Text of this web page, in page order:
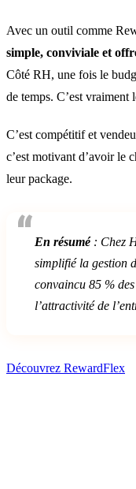
Avec un outil comme
simple, conviviale et
Côté RH, une fois le
de temps. C’est vraiment
C’est compétitif et
c’est motivant d’avoir le
leur package.
En résumé: Chez
simplifié la gestion
convaincu 85 %
l’attractivité de
Découvrez RewardFlex